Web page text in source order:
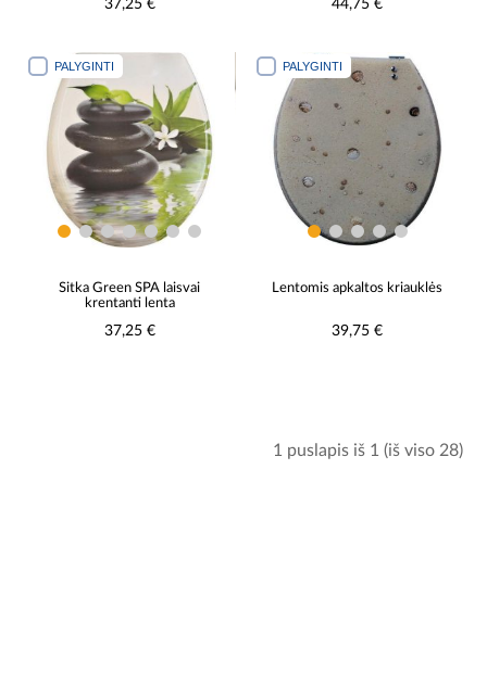
37,25 € 44,75 €
PALYGINTI
Sitka Green SPA laisvai
krentanti lenta
37,25 €
PALYGINTI
Lentomis apkaltos kriauklės
39,75 €
1 puslapis iš 1 (iš viso 28)